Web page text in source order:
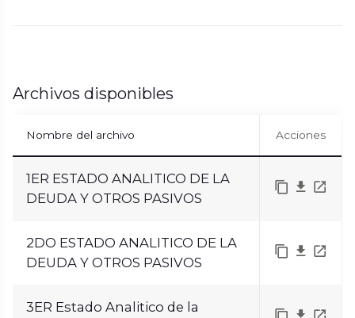
Archivos disponibles
Nombre del archivo Acciones
1ER ESTADO ANALITICO DE LA
DEUDA Y OTROS PASIVOS
2DO ESTADO ANALITICO DE LA
DEUDA Y OTROS PASIVOS
3ER Estado Analitico de la